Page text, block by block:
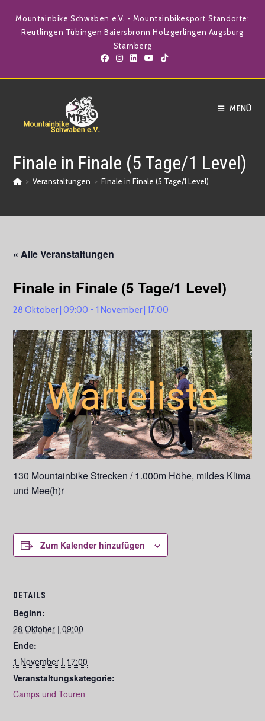
Inhalt
springen
Mountainbike Schwaben e.V. - Mountainbikesport Standorte:
Reutlingen Tübingen Baiersbronn Holzgerlingen Augsburg
Starnberg
MENÜ
Finale in Finale (5 Tage/1 Level)
> Veranstaltungen > Finale in Finale (5 Tage/1 Level)
« Alle Veranstaltungen
Finale in Finale (5 Tage/1 Level)
28 Oktober | 09:00 - 1 November | 17:00
130 Mountainbike Strecken / 1.000m Höhe, mildes Klima
und Mee(h)r
Zum Kalender hinzufügen
DETAILS
Beginn:
28 Oktober | 09:00
Ende:
1 November | 17:00
Veranstaltungskategorie:
Camps und Touren